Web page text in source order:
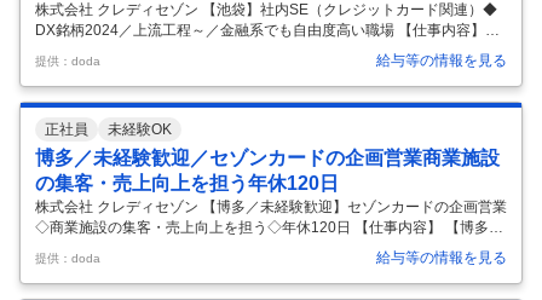
株式会社 クレディセゾン 【池袋】社内SE（クレジットカード関連）◆
DX銘柄2024／上流工程～／金融系でも自由度高い職場 【仕事内容】
【池袋】社内SE（クレジットカード関連）◆DX銘柄2024／上流工程～
／金融系でも自由度高い職場 【具体的な仕事内容】 ＜約3,600万人のセ
ゾンカード会員と社員の喜びをデータで実現！DXによるサービス・業務
変革・改善を推し進める仲間を募集／業界未経験歓迎＞ ■業務概要： ・
クレジットカードに関連したデジタル領域のシステム開発・運用メンバ
ーとしてご活躍いただきます。 ・ペイメント事業におけるクレジットカ
ードに関連したデジタル領域のシステムを担当している部門で
提供：doda 給与等の情報を見る
正社員 未経験OK
博多／未経験歓迎／セゾンカードの企画営業商業施設
の集客・売上向上を担う年休120日
株式会社 クレディセゾン 【博多／未経験歓迎】セゾンカードの企画営業
◇商業施設の集客・売上向上を担う◇年休120日 【仕事内容】 【博多／
未経験歓迎】セゾンカードの企画営業◇商業施設の集客・売上向上を担
う◇年休120日 【具体的な仕事内容】 プライム上場・大手カード会社の
安定基盤／営業力・企画力・分析力など幅広いスキルを磨ける／年休12
提供：doda 給与等の情報を見る